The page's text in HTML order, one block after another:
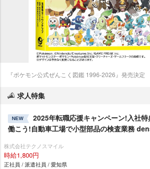
『ポケモン公式ぜんこく図鑑 1996-2026』発売決定
求人特集
NEW
2025年転職応援キャンペーン!入社
働こう!自動車工場で小型部品の検査業務
株式会社テクノスマイル
時給1,800円
正社員 / 派遣社員 / 愛知県